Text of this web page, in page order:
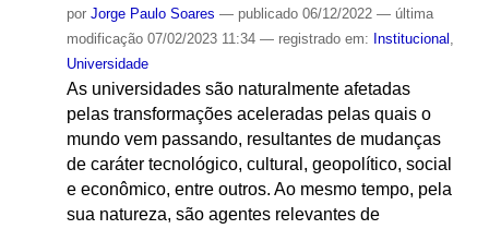
por Jorge Paulo Soares — publicado06/12/2022 — última
modificação07/02/2023 11:34 — registrado em: Institucional ,
Universidade
As universidades são naturalmente afetadas
pelas transformações aceleradas pelas quais o
mundo vem passando, resultantes de mudanças
de caráter tecnológico, cultural, geopolítico, social
e econômico, entre outros. Ao mesmo tempo, pela
sua natureza, são agentes relevantes de